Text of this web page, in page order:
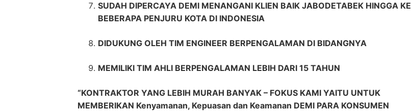
SUDAH DIPERCAYA DEMI MENANGANI KLIEN BAIK JABODETABEK HINGGA KE
BEBERAPA PENJURU KOTA DI INDONESIA
DIDUKUNG OLEH TIM ENGINEER BERPENGALAMAN DI BIDANGNYA
MEMILIKI TIM AHLI BERPENGALAMAN LEBIH DARI 15 TAHUN
“KONTRAKTOR YANG LEBIH MURAH BANYAK – FOKUS KAMI YAITU UNTUK
MEMBERIKAN Kenyamanan, Kepuasan dan Keamanan DEMI PARA KONSUMEN